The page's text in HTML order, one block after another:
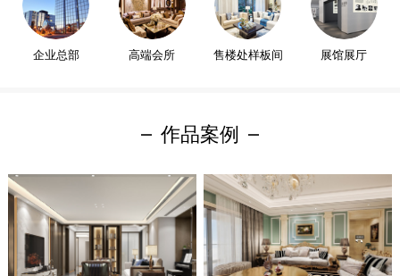
企业总部 高端会所 售楼处样板间 展馆展厅
作品案例